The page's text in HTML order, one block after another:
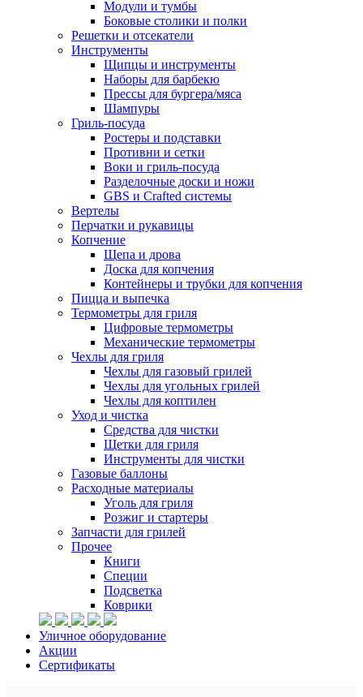
Модули и тумбы
Боковые столики и полки
Решетки и отсекатели
Инструменты
Щипцы и инструменты
Наборы для барбекю
Прессы для бургера/мяса
Шампуры
Гриль-посуда
Ростеры и подставки
Противни и сетки
Воки и гриль-посуда
Разделочные доски и ножи
GBS и Crafted системы
Вертелы
Перчатки и рукавицы
Копчение
Щепа и дрова
Доска для копчения
Контейнеры и трубки для копчения
Пицца и выпечка
Термометры для гриля
Цифровые термометры
Механические термометры
Чехлы для гриля
Чехлы для газовый грилей
Чехлы для угольных грилей
Чехлы для коптилен
Уход и чистка
Средства для чистки
Щетки для гриля
Инструменты для чистки
Газовые баллоны
Расходные материалы
Уголь для гриля
Розжиг и стартеры
Запчасти для грилей
Прочее
Книги
Специи
Подсветка
Коврики
Уличное оборудование
Акции
Сертификаты